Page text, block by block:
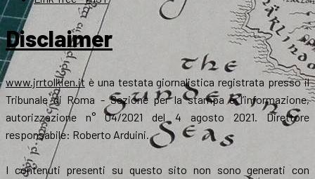
Disclaimer
www.jrrtolkien.it è una testata giornalistica registrata presso il
Tribunale di Roma - Sezione per la stampa e l’informazione,
autorizzazione n° 04/2021 del 4 agosto 2021. Direttore
responsabile: Roberto Arduini.
I contenuti presenti su questo sito non sono generati con